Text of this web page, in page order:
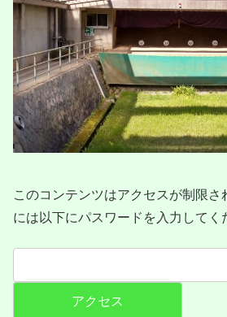
このコンテンツはアクセスが制限さ
には以下にパスワードを入力してく